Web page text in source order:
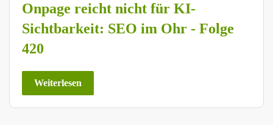
Onpage reicht nicht für KI-
Sichtbarkeit: SEO im Ohr - Folge
420
Weiterlesen